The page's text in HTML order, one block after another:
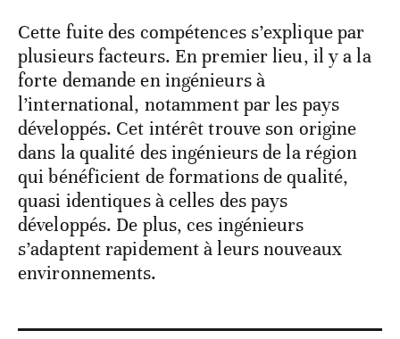
Cette fuite des compétences s’explique par
plusieurs facteurs. En premier lieu, il y a la
forte demande en ingénieurs à
l’international, notamment par les pays
développés. Cet intérêt trouve son origine
dans la qualité des ingénieurs de la région
qui bénéficient de formations de qualité,
quasi identiques à celles des pays
développés. De plus, ces ingénieurs
s’adaptent rapidement à leurs nouveaux
environnements.